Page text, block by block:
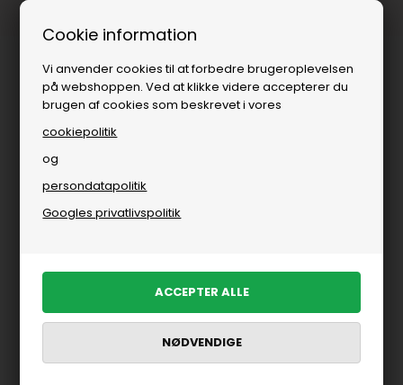
Cookie information
Vi anvender cookies til at forbedre brugeroplevelsen
på webshoppen. Ved at klikke videre accepterer du
brugen af cookies som beskrevet i vores
cookiepolitik
og
persondatapolitik
Googles privatlivspolitik